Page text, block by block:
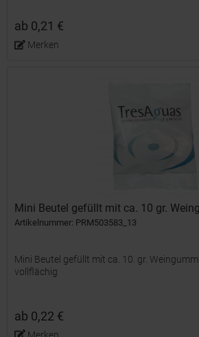
ab 0,21 €
Merken
Mini Beutel gefüllt mit ca. 10 gr.
Artikelnummer: PRM503583_13
Mini Beutel gefüllt mit ca. 10. gr.
vollflächig
ab 0,22 €
Merken